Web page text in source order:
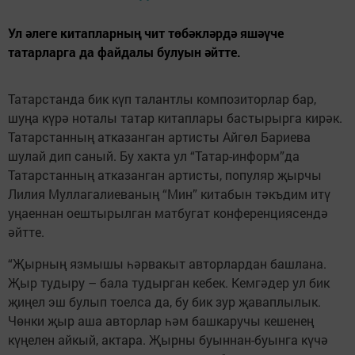
Ул әлеге китапларның чит төбәкләрдә яшәүче
татарларга да файдалы булуын әйтте.
Татарстанда бик күп талантлы композиторлар бар,
шуңа күрә ноталы татар китаплары бастырырга кирәк.
Татарстанның атказанган артисты Айгөл Бариева
шулай дип саный. Бу хакта ул “Татар-информ”да
Татарстанның атказанган артисты, популяр җырчы
Лилия Муллагалиеваның “Мин” китабын тәкъдим итү
уңаеннан оештырылган матбугат конференциясендә
әйтте.
“Җырның язмышы һәрвакыт авторлардан башлана.
Җыр тудыру – бала тудырган кебек. Кемгәдер ул бик
җиңел эш булып тоелса да, бу бик зур җаваплылык.
Чөнки җыр аша авторлар һәм башкаручы кешенең
күңелен айкый, актара. Җырны буыннан-буынга күчә